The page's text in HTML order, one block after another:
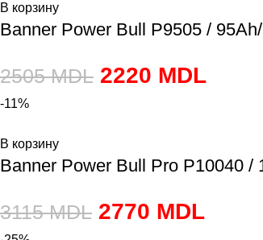
В корзину
Banner Power Bull P9505 /
2505MDL 2220 MDL
-11%
В корзину
Banner Power Bull Pro P10040 /
3115MDL 2770 MDL